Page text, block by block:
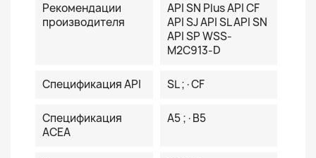
Рекомендации
производителя
API SN Plus API CF
API SJ API SL API SN
API SP WSS-
M2C913-D
Спецификация API SL ;·CF
Спецификация
ACEA
A5 ;·B5